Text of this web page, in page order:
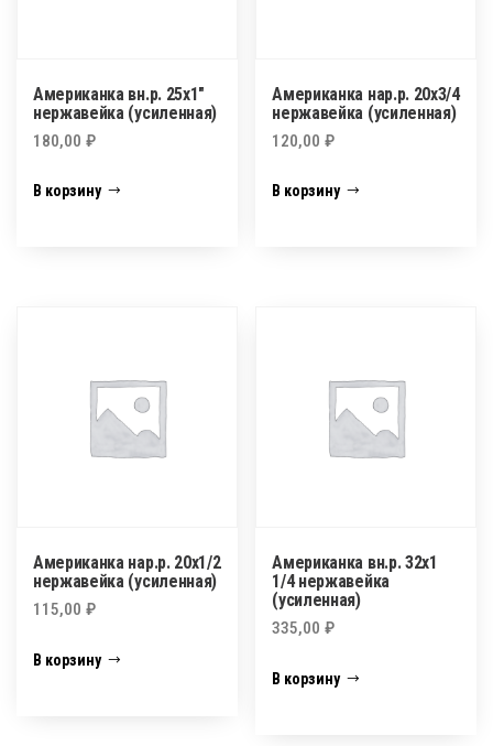
Американка вн.р. 25х1″
нержавейка (усиленная)
180,00 ₽
В корзину
Американка нар.р. 20х3/4
нержавейка (усиленная)
120,00₽
В корзину
Американка нар.р. 20х1/2
нержавейка (усиленная)
115,00 ₽
В корзину
Американка вн.р. 32х1
1/4 нержавейка
(усиленная)
335,00₽
В корзину